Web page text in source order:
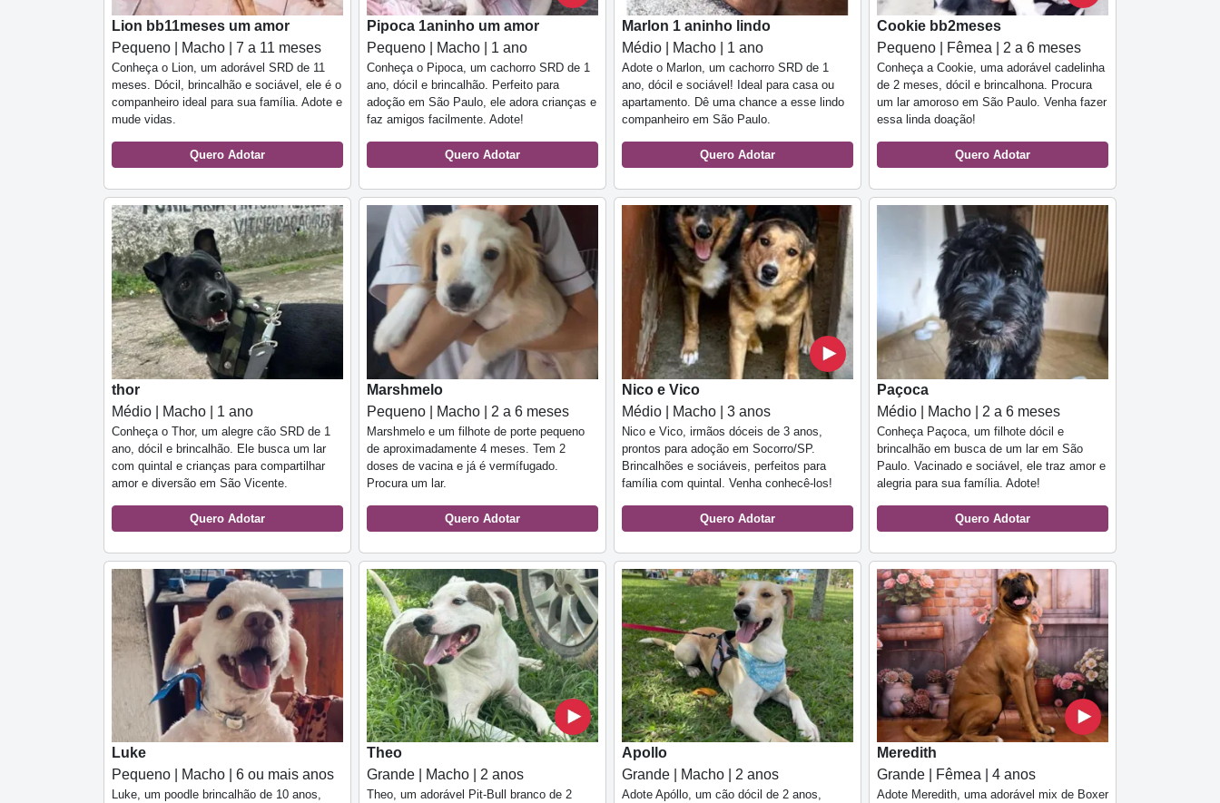
Lion bb11meses um amor
Pequeno | Macho | 7 a 11 meses
Conheça o Lion, um adorável SRD de 11
meses. Dócil, brincalhão e sociável, ele é o
companheiro ideal para sua família. Adote e
mude vidas.
Quero Adotar
Pipoca 1aninho um amor
Pequeno | Macho | 1 ano
Conheça o Pipoca, um cachorro SRD de 1
ano, dócil e brincalhão. Perfeito para
adoção em São Paulo, ele adora crianças e
faz amigos facilmente. Adote!
Quero Adotar
Marlon 1 aninho lindo
Médio | Macho | 1 ano
Adote o Marlon, um cachorro SRD de 1
ano, dócil e sociável! Ideal para casa ou
apartamento. Dê uma chance a esse lindo
companheiro em São Paulo.
Quero Adotar
Cookie bb2meses
Pequeno | Fêmea | 2 a 6 meses
Conheça a Cookie, uma adorável cadelinha
de 2 meses, dócil e brincalhona. Procura
um lar amoroso em São Paulo. Venha fazer
essa linda doação!
Quero Adotar
thor
Médio | Macho | 1 ano
Conheça o Thor, um alegre cão SRD de 1
ano, dócil e brincalhão. Ele busca um lar
com quintal e crianças para compartilhar
amor e diversão em São Vicente.
Quero Adotar
Marshmelo
Pequeno | Macho | 2 a 6 meses
Marshmelo e um filhote de porte pequeno
de aproximadamente 4 meses. Tem 2
doses de vacina e já é vermífugado.
Procura um lar.
Quero Adotar
Nico e Vico
Médio | Macho | 3 anos
Nico e Vico, irmãos dóceis de 3 anos,
prontos para adoção em Socorro/SP.
Brincalhões e sociáveis, perfeitos para
família com quintal. Venha conhecê-los!
Quero Adotar
Paçoca
Médio | Macho | 2 a 6 meses
Conheça Paçoca, um filhote dócil e
brincalhão em busca de um lar em São
Paulo. Vacinado e sociável, ele traz amor e
alegria para sua família. Adote!
Quero Adotar
Luke
Pequeno | Macho | 6 ou mais anos
Luke, um poodle brincalhão de 10 anos,
Theo
Grande | Macho | 2 anos
Theo, um adorável Pit-Bull branco de 2
Apollo
Grande | Macho | 2 anos
Adote Apóllo, um cão dócil de 2 anos,
Meredith
Grande | Fêmea | 4 anos
Adote Meredith, uma adorável mix de Boxer